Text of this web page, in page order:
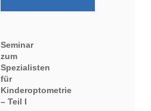
Seminar
zum
Spezialisten
für
Kinderoptometrie
– Teil I